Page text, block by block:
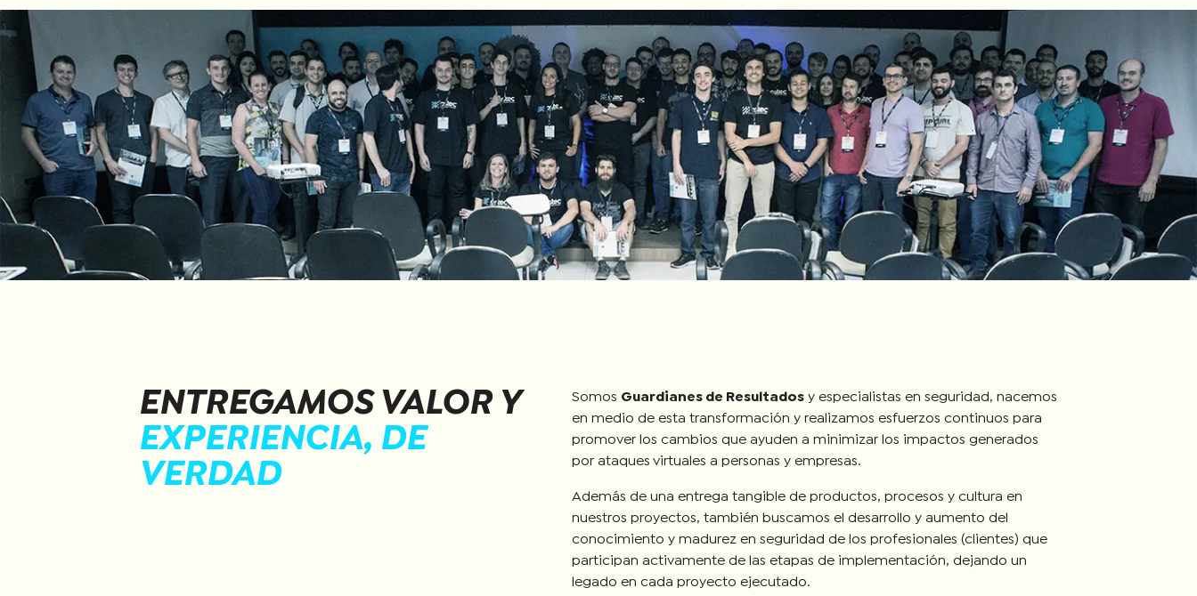
ENTREGAMOS VALOR Y
EXPERIENCIA, DE
VERDAD
Somos Guardianes de Resultadosy especialistas en seguridad, nacemos
en medio de esta transformación y realizamos esfuerzos continuos para
promover los cambios que ayuden a minimizar los impactos generados
por ataques virtuales a personas y empresas.
Además de una entrega tangible de productos, procesos y cultura en
nuestros proyectos, también buscamos el desarrollo y aumento del
conocimiento y madurez en seguridad de los profesionales (clientes) que
participan activamente de las etapas de implementación, dejando un
legado en cada proyecto ejecutado.